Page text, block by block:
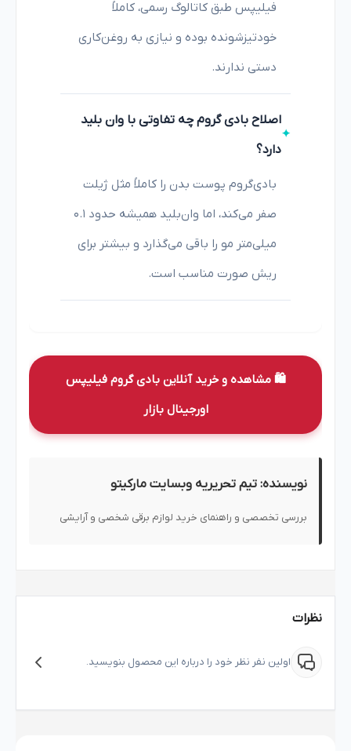
فیلیپس طبق کاتالوگ رسمی، کاملاً
خودتیزشونده بوده و نیازی به روغن‌کاری
دستی ندارند.
اصلاح بادی گروم چه تفاوتی با وان بلید
دارد؟
بادی‌گروم پوست بدن را کاملاً مثل ژیلت
صفر می‌کند، اما وان‌بلید همیشه حدود ۰.۱
میلی‌متر مو را باقی می‌گذارد و بیشتر برای
ریش صورت مناسب است.
🛍️ مشاهده و خرید آنلاین بادی گروم فیلیپس
اورجینال بازار
نویسنده: تیم تحریریه وبسایت مارکیتو
بررسی تخصصی و راهنمای خرید لوازم برقی شخصی و آرایشی
نظرات
اولین نفر نظر خود را درباره این محصول بنویسید.